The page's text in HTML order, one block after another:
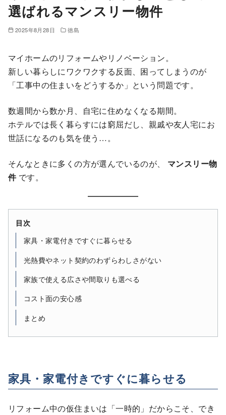
選ばれるマンスリー物件
2025年8月28日 徳島
マイホームのリフォームやリノベーション。
新しい暮らしにワクワクする反面、困ってしまうのが
「工事中の住まいをどうするか」という問題です。
数週間から数か月、自宅に住めなくなる期間。
ホテルでは長く暮らすには窮屈だし、親戚や友人宅にお
世話になるのも気を使う…。
そんなときに多くの方が選んでいるのが、 マンスリー物
件です。
目次
家具・家電付きですぐに暮らせる
光熱費やネット契約のわずらわしさがない
家族で使える広さや間取りも選べる
コスト面の安心感
まとめ
家具・家電付きですぐに暮らせる
リフォーム中の仮住まいは「一時的」だからこそ、でき